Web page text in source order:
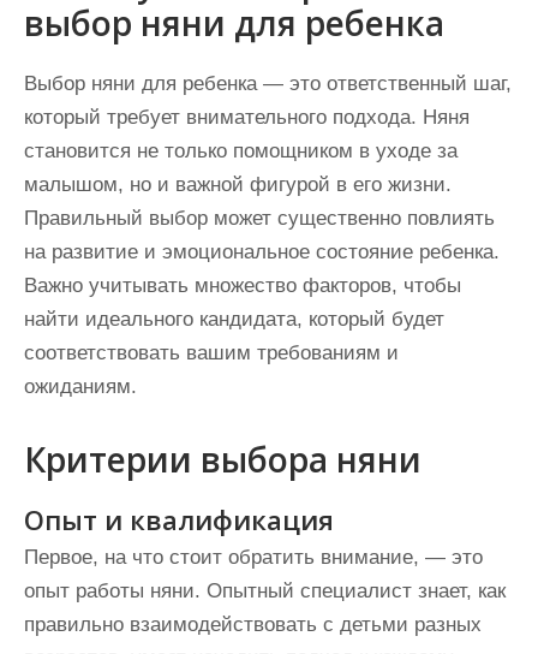
выбор няни для ребенка
Выбор няни для ребенка — это ответственный шаг,
который требует внимательного подхода. Няня
становится не только помощником в уходе за
малышом, но и важной фигурой в его жизни.
Правильный выбор может существенно повлиять
на развитие и эмоциональное состояние ребенка.
Важно учитывать множество факторов, чтобы
найти идеального кандидата, который будет
соответствовать вашим требованиям и
ожиданиям.
Критерии выбора няни
Опыт и квалификация
Первое, на что стоит обратить внимание, — это
опыт работы няни. Опытный специалист знает, как
правильно взаимодействовать с детьми разных